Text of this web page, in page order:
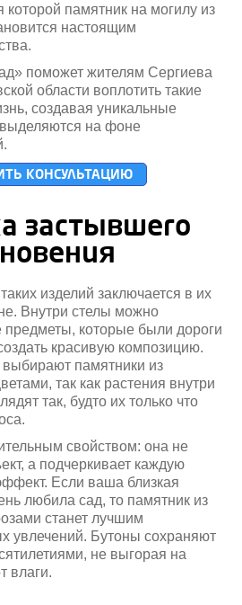
памятник на могилу из
настоящим
поможет жителям Сергиева
области воплотить такие
создавая уникальные
на фоне
КОНСУЛЬТАЦИЮ
застывшего
изделий заключается в их
Внутри стелы можно
предметы, которые были дороги
красивую композицию.
выбирают памятники из
так как растения внутри
так, будто их только что
свойством: она не
а подчеркивает каждую
Если ваша близкая
любила сад, то памятник из
станет лучшим
увлечений. Бутоны сохраняют
не выгорая на
влаги.